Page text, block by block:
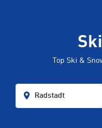
Top Ski &
Radstadt